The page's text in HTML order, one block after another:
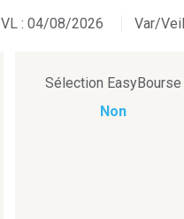
: 04/08/2026 Var/
Sélection EasyBourse
Non